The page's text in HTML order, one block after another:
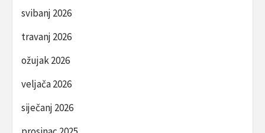
svibanj 2026
travanj 2026
ožujak 2026
veljača 2026
siječanj 2026